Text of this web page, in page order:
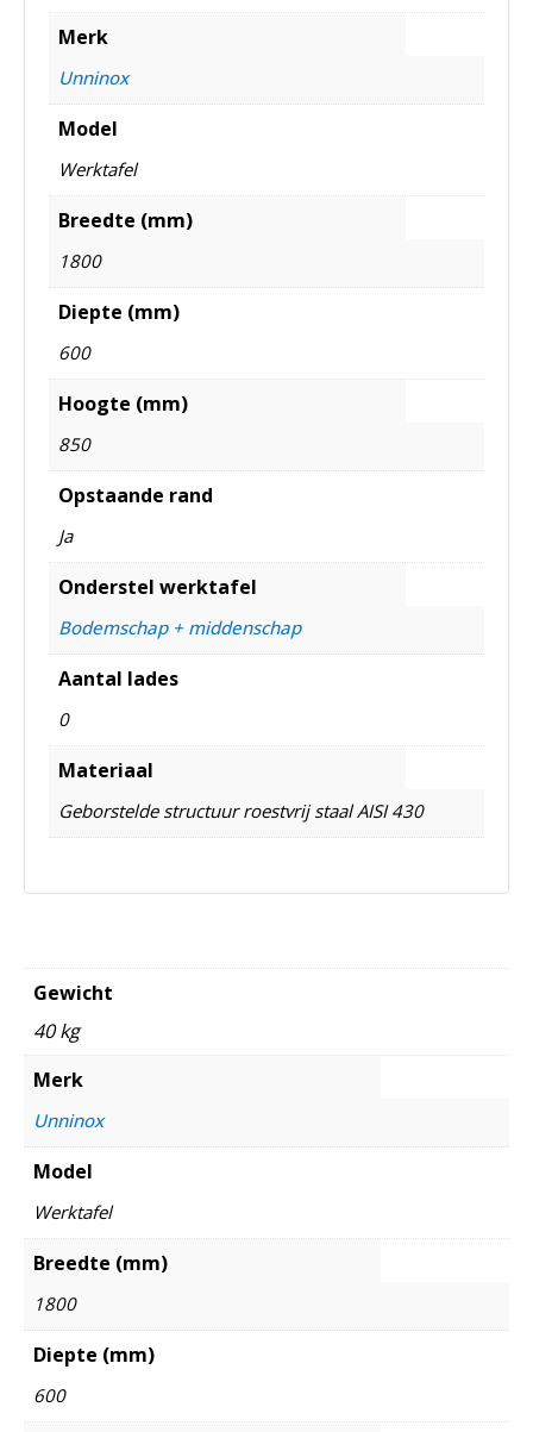
Merk
Unninox
Model
Werktafel
Breedte (mm)
1800
Diepte (mm)
600
Hoogte (mm)
850
Opstaande rand
Ja
Onderstel werktafel
Bodemschap + middenschap
Aantal lades
0
Materiaal
Geborstelde structuur roestvrij staal AISI 430
Gewicht
40 kg
Merk
Unninox
Model
Werktafel
Breedte (mm)
1800
Diepte (mm)
600